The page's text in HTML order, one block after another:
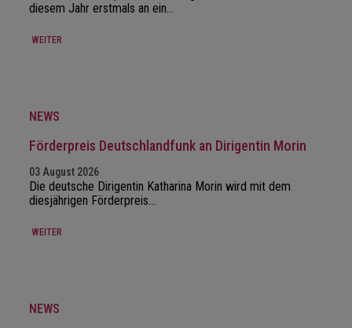
diesem Jahr erstmals an ein…
WEITER
NEWS
Förderpreis Deutschlandfunk an Dirigentin Morin
03 August 2026
Die deutsche Dirigentin Katharina Morin wird mit dem
diesjährigen Förderpreis…
WEITER
NEWS